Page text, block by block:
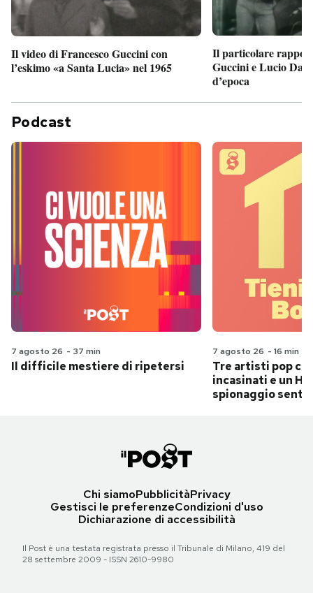
Il video di Francesco Guccini con
l’eskimo «a Santa Lucia» nel 1965
Il particolare
Guccini e Lucio
d’epoca
Podcast
7 agosto 26 - 37 min
Il difficile mestiere di ripetersi
7 agosto 26 - 16 min
Tre artisti pop
incasinati e un
spionaggio
Chi siamoPubblicitàPrivacy
Gestisci le preferenzeCondizioni d'uso
Dichiarazione di accessibilità
Il Post è una testata registrata presso il Tribunale di Milano, 419 del
28 settembre 2009 - ISSN 2610-9980